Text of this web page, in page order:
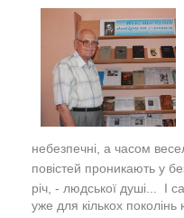
небезпечні, а часом
повістей проникають у
річ, - людської душі...
І
уже для кількох поколінь